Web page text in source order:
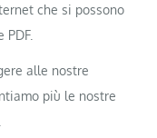
che si possono
alle nostre
più le nostre